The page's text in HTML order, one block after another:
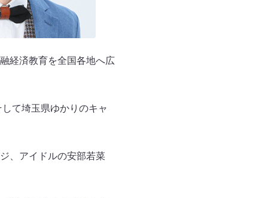
経済教育を全国各地へ広
て埼玉県ゆかりのキャ
、アイドルの安部若菜